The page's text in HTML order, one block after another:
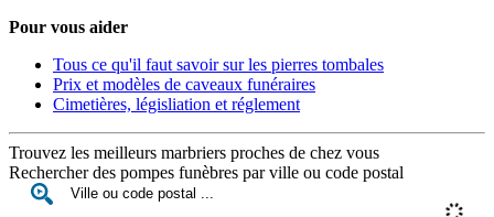
Pour vous aider
Tous ce qu'il faut savoir sur les pierres tombales
Prix et modèles de caveaux funéraires
Cimetières, législiation et réglement
Trouvez les meilleurs marbriers proches de chez vous
Rechercher des pompes funèbres par ville ou code postal